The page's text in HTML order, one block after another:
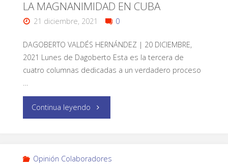
LA MAGNANIMIDAD EN CUBA
21 diciembre, 2021 0
DAGOBERTO VALDÉS HERNÁNDEZ | 20 DICIEMBRE,
2021 Lunes de Dagoberto Esta es la tercera de
cuatro columnas dedicadas a un verdadero proceso
Continua leyendo
Opinión Colaboradores